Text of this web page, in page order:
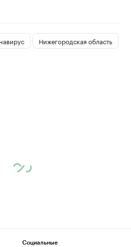
Нижегородская область
Социальные